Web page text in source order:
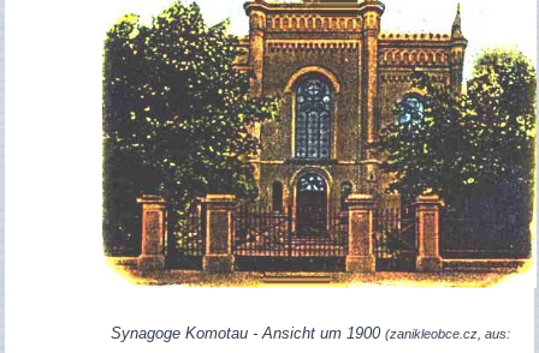
Synagoge Komotau - Ansicht um 1900(zanikleobce.cz, aus: